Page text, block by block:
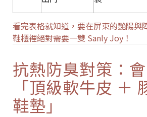
看完表格就知道，要在屏東的艷陽與
鞋櫃裡絕對需要一雙 Sanly Joy！
抗熱防臭對策：
「頂級軟牛皮 ＋
鞋墊」